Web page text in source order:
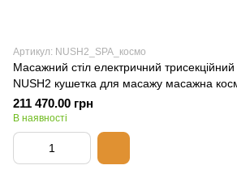
Артикул: NUSH2_SPA_космо
Масажний стіл електричний трисекційний
NUSH2 кушетка для масажу масажна
211 470.00 грн
В наявності